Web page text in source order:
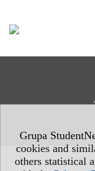
Grupa
cookies and
others statistical